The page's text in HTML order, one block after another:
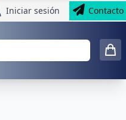
Iniciar sesión Contacto